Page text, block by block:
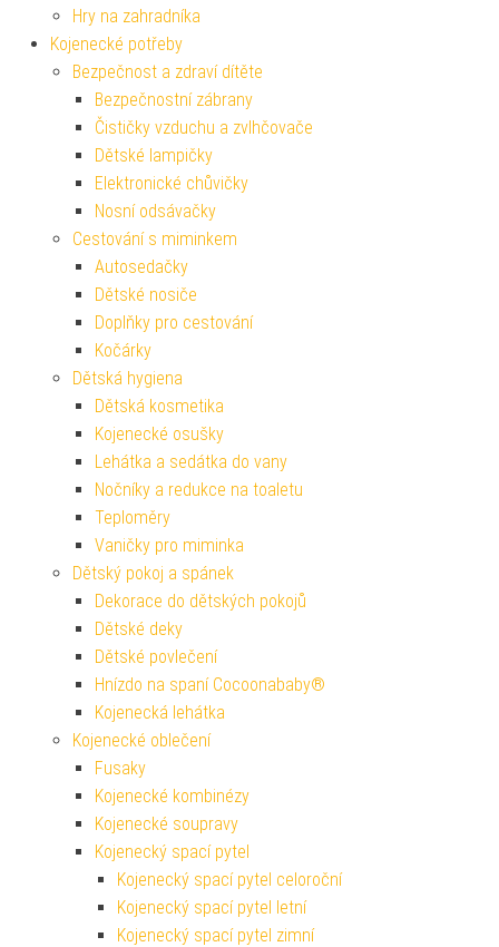
Hry na zahradníka
Kojenecké potřeby
Bezpečnost a zdraví dítěte
Bezpečnostní zábrany
Čističky vzduchu a zvlhčovače
Dětské lampičky
Elektronické chůvičky
Nosní odsávačky
Cestování s miminkem
Autosedačky
Dětské nosiče
Doplňky pro cestování
Kočárky
Dětská hygiena
Dětská kosmetika
Kojenecké osušky
Lehátka a sedátka do vany
Nočníky a redukce na toaletu
Teploměry
Vaničky pro miminka
Dětský pokoj a spánek
Dekorace do dětských pokojů
Dětské deky
Dětské povlečení
Hnízdo na spaní Cocoonababy®
Kojenecká lehátka
Kojenecké oblečení
Fusaky
Kojenecké kombinézy
Kojenecké soupravy
Kojenecký spací pytel
Kojenecký spací pytel celoroční
Kojenecký spací pytel letní
Kojenecký spací pytel zimní